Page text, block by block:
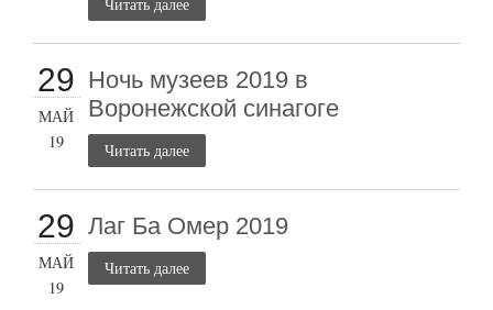
29
МАЙ
19
Ночь музеев 2019 в
Воронежской синагоге
Читать далее
29
МАЙ
19
Лаг Ба Омер 2019
Читать далее